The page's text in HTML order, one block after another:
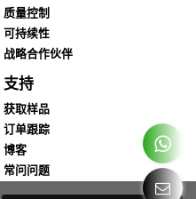
质量控制
可持续性
战略合作伙伴
支持
获取样品
订单跟踪
博客
常问问题